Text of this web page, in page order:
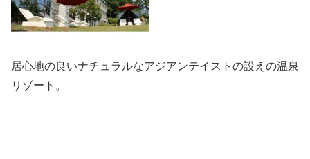
居心地の良いナチュラルなアジアンテイストの設えの温泉
リゾート。